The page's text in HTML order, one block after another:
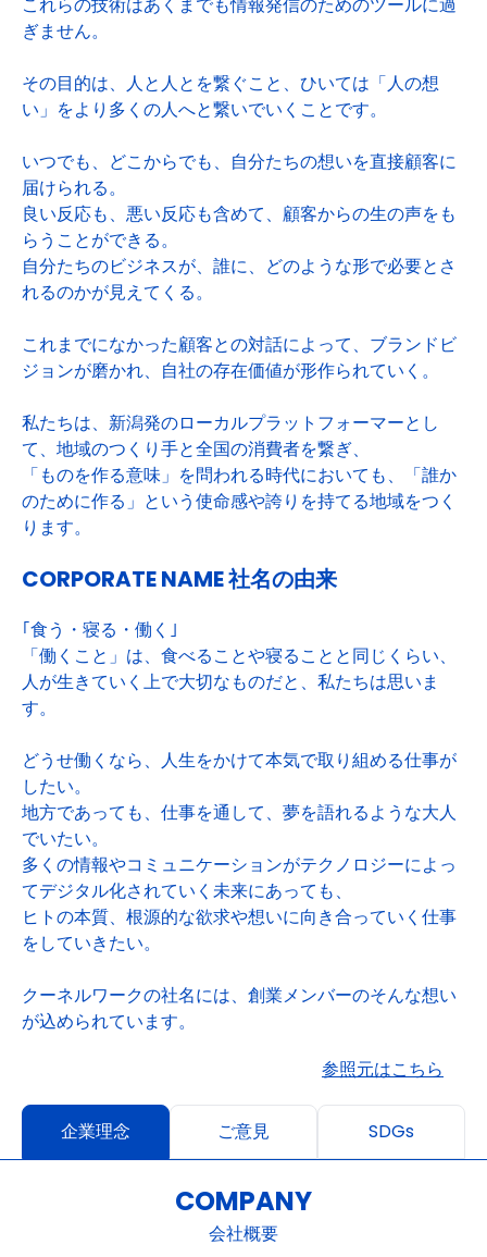
ぎません。
その目的は、人と人とを繋ぐこと、ひいては「人の想
い」をより多くの人へと繋いでいくことです。
いつでも、どこからでも、自分たちの想いを直接顧客に
届けられる。
良い反応も、悪い反応も含めて、顧客からの生の声をも
らうことができる。
自分たちのビジネスが、誰に、どのような形で必要とさ
れるのかが見えてくる。
これまでになかった顧客との対話によって、ブランドビ
ジョンが磨かれ、自社の存在価値が形作られていく。
私たちは、新潟発のローカルプラットフォーマーとし
て、地域のつくり手と全国の消費者を繋ぎ、
「ものを作る意味」を問われる時代においても、「誰か
のために作る」という使命感や誇りを持てる地域をつく
ります。
CORPORATE NAME 社名の由来
｢食う・寝る・働く｣
「働くこと」は、食べることや寝ることと同じくらい、
人が生きていく上で大切なものだと、私たちは思いま
す。
どうせ働くなら、人生をかけて本気で取り組める仕事が
したい。
地方であっても、仕事を通して、夢を語れるような大人
でいたい。
多くの情報やコミュニケーションがテクノロジーによっ
てデジタル化されていく未来にあっても、
ヒトの本質、根源的な欲求や想いに向き合っていく仕事
をしていきたい。
クーネルワークの社名には、創業メンバーのそんな想い
が込められています。
参照元はこちら
企業理念 ご意見 SDGs
COMPANY
会社概要